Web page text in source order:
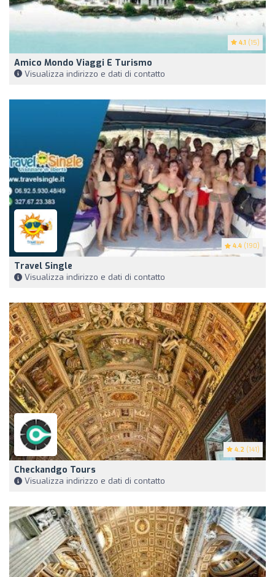
4.1 (15)
Amico Mondo Viaggi E Turismo
Visualizza indirizzo e dati di contatto
4.4 (190)
Travel Single
Visualizza indirizzo e dati di contatto
4.2 (141)
Checkandgo Tours
Visualizza indirizzo e dati di contatto